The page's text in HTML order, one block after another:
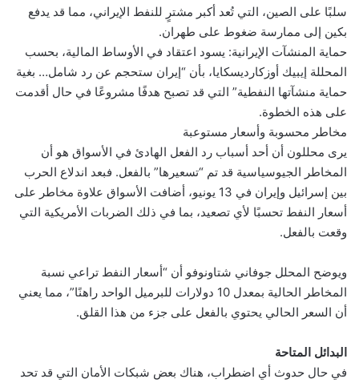
سلبًا على الصين، التي تُعد أكبر مشترٍ للنفط الإيراني، مما قد يدفع
بكين إلى ممارسة ضغوط على طهران.
حماية المنشآت الإيرانية: يسود اعتقاد في الأوساط المالية، بحسب
المحللة إيبيك أوزكارديسكايا، بأن “إيران ستحجم عن رد شامل… بغية
حماية منشآتها النفطية” التي قد تصبح هدفًا مشروعًا في حال أقدمت
على هذه الخطوة.
مخاطر محسوبة وأسعار مستوعبة
يرى محللون أن أحد أسباب رد الفعل الهادئ في الأسواق هو أن
المخاطر الجيوسياسية قد تم “تسعيرها” بالفعل. فبعد اندلاع الحرب
بين إسرائيل وإيران في 13 يونيو، أضافت الأسواق علاوة مخاطر على
أسعار النفط تحسبًا لأي تصعيد، بما في ذلك الضربات الأمريكية التي
وقعت بالفعل.
ويوضح المحلل جوفاني شتاونوفو أن “أسعار النفط تراعي نسبة
المخاطر الحالية بمعدل 10 دولارات للبرميل الواحد راهنًا”، مما يعني
أن السعر الحالي يحتوي بالفعل على جزء من هذا القلق.
البدائل المتاحة
في حال حدوث أي اضطراب، هناك بعض شبكات الأمان التي قد تحد